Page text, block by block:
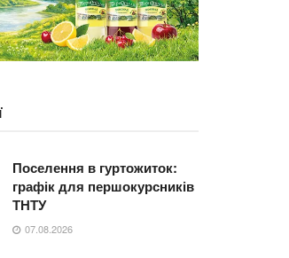
Поселення в гуртожиток:
графік для першокурсників
ТНТУ
07.08.2026